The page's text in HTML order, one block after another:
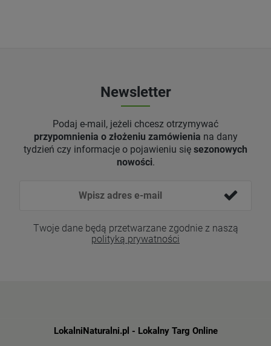
Newsletter
Podaj e-mail, jeżeli chcesz otrzymywać
przypomnienia o złożeniu zamówienia na dany
tydzień czy informacje o pojawieniu się sezonowych
nowości.
Twoje dane będą przetwarzane zgodnie z naszą
polityką prywatności
LokalniNaturalni.pl - Lokalny Targ Online